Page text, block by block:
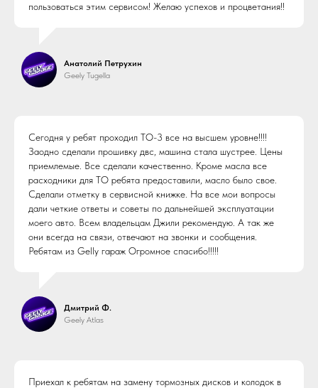
пользоваться этим сервисом! Желаю успехов и процветания!!
Анатолий Петрухин
Geely Tugella
Сегодня у ребят проходил ТО-3 все на высшем уровне!!!!
Заодно сделали прошивку двс, машина стала шустрее. Цены
приемлемые. Все сделали качественно. Кроме масла все
расходники для ТО ребята предоставили, масло было свое.
Сделали отметку в сервисной книжке. На все мои вопросы
дали четкие ответы и советы по дальнейшей эксплуатации
моего авто. Всем владельцам Джили рекомендую. А так же
они всегда на связи, отвечают на звонки и сообщения.
Ребятам из Gelly гараж Огромное спасибо!!!!!
Дмитрий Ф.
Geely Atlas
Приехал к ребятам на замену тормозных дисков и колодок в